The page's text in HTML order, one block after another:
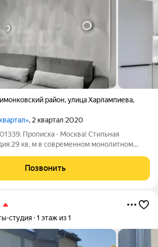
район,улица Харлампиева,
, 2 квартал 2020
Прописка - Москва! Стильная
29 кв. м в современном монолитном
4-этажного дома, высота потолков 2,72
Позвонить
студия 1 этаж из 1